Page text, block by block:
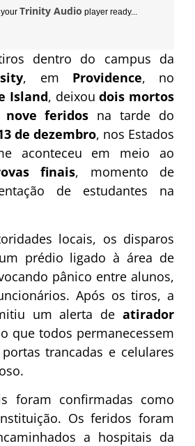
Trinity Audio player ready...
dentro do campus da
, em Providence, no
Island, deixoudois mortos
feridos na tarde do
de dezembro, nos Estados
aconteceu em meio ao
finais, momento de
de estudantes na
locais, os disparos
prédio ligado à área de
pânico entre alunos,
Após os tiros, a
um alerta de atirador
que todos permanecessem
trancadas e celulares
foram confirmadas como
Os feridos foram
a hospitais da